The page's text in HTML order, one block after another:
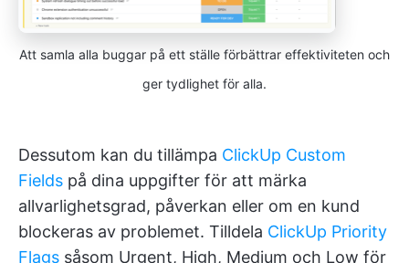
Att samla alla buggar på ett ställe förbättrar effektiviteten och
ger tydlighet för alla.
Dessutom kan du tillämpa ClickUp Custom
Fields på dina uppgifter för att märka
allvarlighetsgrad, påverkan eller om en kund
blockeras av problemet. Tilldela ClickUp Priority
Flags såsom Urgent, High, Medium och Low för